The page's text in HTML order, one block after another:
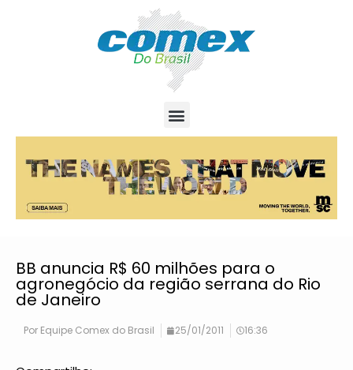
BB anuncia R$ 60 milhões para o
agronegócio da região serrana do Rio
de Janeiro
Por Equipe Comex do Brasil 25/01/2011 16:36